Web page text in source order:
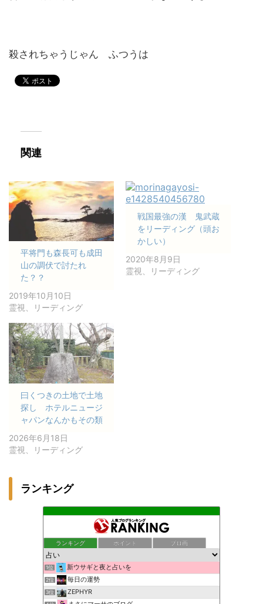
殺されちゃうじゃん ふつうは
関連
平将門も森長可も成田
山の調伏で討たれ
た？？
2019年10月10日
霊視、リーディング
戦国最強の漢 鬼武蔵
をリーディング（頭お
かしい）
2020年8月9日
霊視、リーディング
曰くつきの土地で土地
探し ホテルニュージ
ャパンなんかもその類
2026年6月18日
霊視、リーディング
ランキング
ランキング ポイント ブロ画
1位 新ウサギと夜と占いを
2位 毎日の運勢
3位 ZEPHYR